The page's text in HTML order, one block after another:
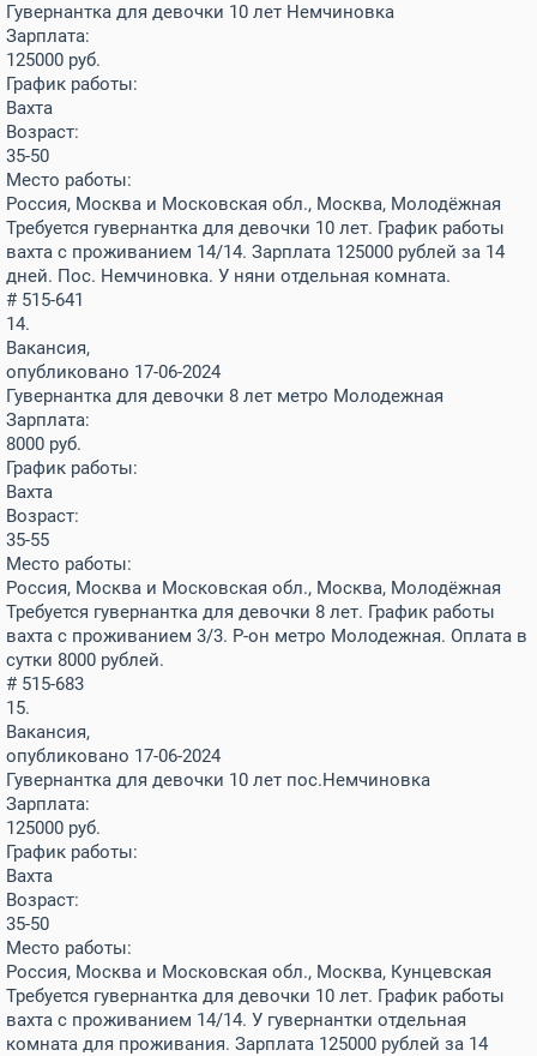
Гувернантка для девочки 10 лет Немчиновка
Зарплата:
125000 руб.
График работы:
Вахта
Возраст:
35-50
Место работы:
Россия, Москва и Московская обл., Москва, Молодёжная
Требуется гувернантка для девочки 10 лет. График работы
вахта с проживанием 14/14. Зарплата 125000 рублей за 14
дней. Пос. Немчиновка. У няни отдельная комната.
# 515-641
14.
Вакансия,
опубликовано 17-06-2024
Гувернантка для девочки 8 лет метро Молодежная
Зарплата:
8000 руб.
График работы:
Вахта
Возраст:
35-55
Место работы:
Россия, Москва и Московская обл., Москва, Молодёжная
Требуется гувернантка для девочки 8 лет. График работы
вахта с проживанием 3/3. Р-он метро Молодежная. Оплата в
сутки 8000 рублей.
# 515-683
15.
Вакансия,
опубликовано 17-06-2024
Гувернантка для девочки 10 лет пос.Немчиновка
Зарплата:
125000 руб.
График работы:
Вахта
Возраст:
35-50
Место работы:
Россия, Москва и Московская обл., Москва, Кунцевская
Требуется гувернантка для девочки 10 лет. График работы
вахта с проживанием 14/14. У гувернантки отдельная
комната для проживания. Зарплата 125000 рублей за 14